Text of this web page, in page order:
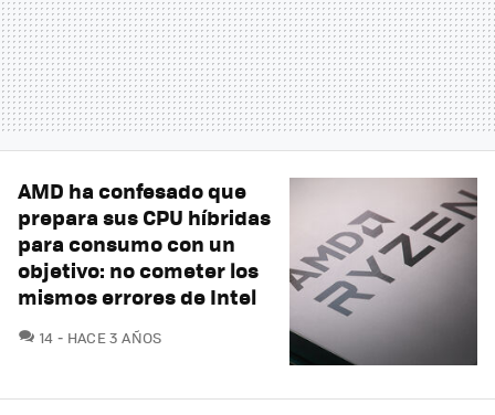
AMD ha confesado que
prepara sus CPU híbridas
para consumo con un
objetivo: no cometer los
mismos errores de Intel
14 COMENTARIOS
HACE 3 AÑOS